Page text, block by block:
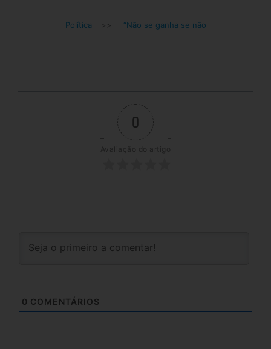
Política >> “Não se ganha se não
0
Avaliação do artigo
0 COMENTÁRIOS